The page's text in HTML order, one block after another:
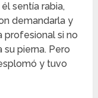
sentía rabia,
demandarla y
profesional si no
pierna. Pero
y tuvo